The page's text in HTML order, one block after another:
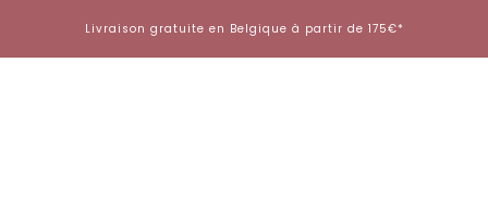
contenu
Livraison gratuite en Belgique à partir de 175€*